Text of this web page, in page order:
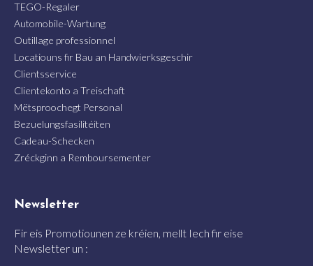
TEGO-Regaler
Automobile-Wartung
Outillage professionnel
Locatiouns fir Bau an Handwierksgeschir
Clientsservice
Clientekonto a Treischaft
Mëtsproochegt Personal
Bezuelungsfasilitéiten
Cadeau-Schecken
Zréckginn a Remboursementer
Newsletter
Fir eis Promotiounen ze kréien, mellt Iech fir eise
Newsletter un :